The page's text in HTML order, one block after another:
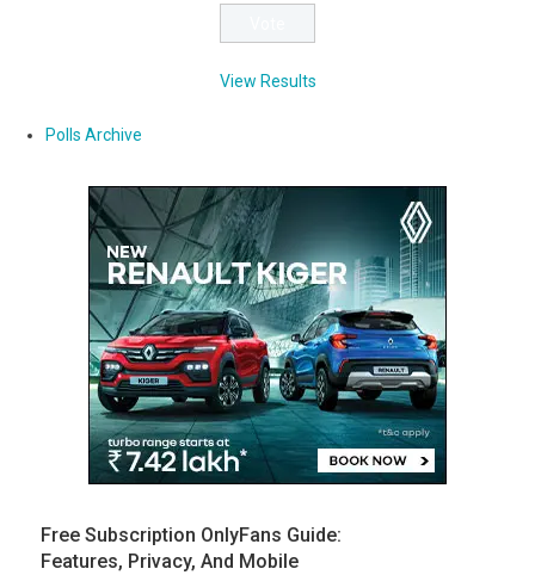
View Results
Polls Archive
Free Subscription OnlyFans Guide:
Features, Privacy, And Mobile